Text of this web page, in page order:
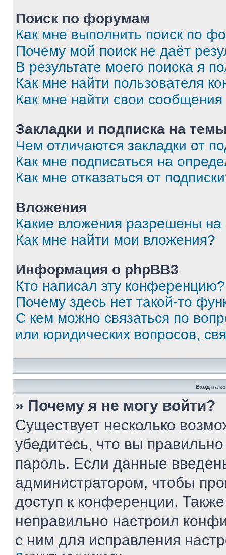
Поиск по форумам
Как мне выполнить поиск по
Почему мой поиск не даёт
В результате моего поиска я
Как мне найти пользователя
Как мне найти свои
Закладки и подписка на
Чем отличаются закладки от
Как мне подписаться на
Как мне отказаться от
Вложения
Какие вложения разрешены
Как мне найти мои вложения?
Информация о phpBB3
Кто написал эту конференцию?
Почему здесь нет такой-то
С кем можно связаться по
или юридических вопросов,
Вход на
» Почему я не могу войти?
Существует несколько
убедитесь, что вы
пароль. Если данные
администратором, чтобы
доступ к конференции.
неправильно настроил
с ним для исправления